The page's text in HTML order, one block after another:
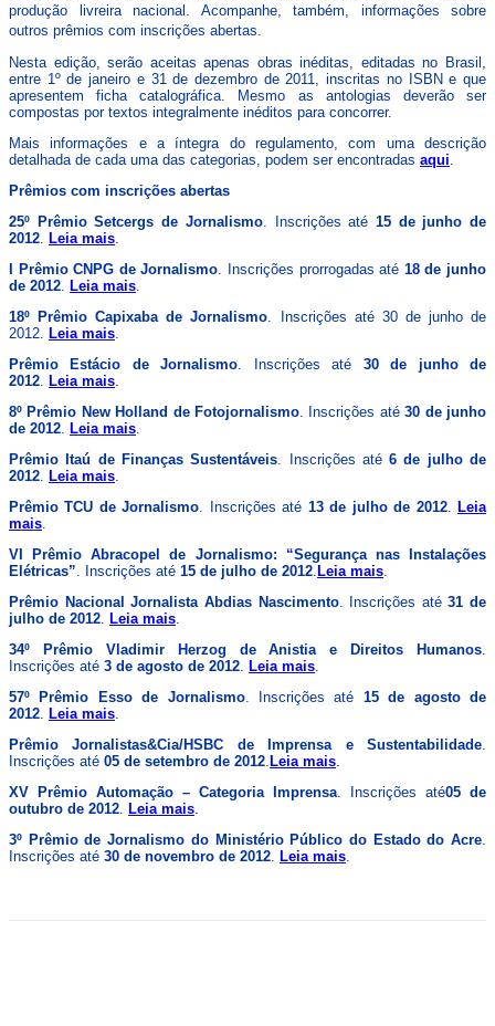
produção livreira nacional. Acompanhe, também, informações sobre
outros prêmios com inscrições abertas.
Nesta edição, serão aceitas apenas obras inéditas, editadas no Brasil,
entre 1º de janeiro e 31 de dezembro de 2011, inscritas no ISBN e que
apresentem ficha catalográfica. Mesmo as antologias deverão ser
compostas por textos integralmente inéditos para concorrer.
Mais informações e a íntegra do regulamento, com uma descrição
detalhada de cada uma das categorias, podem ser encontradas aqui
Prêmios com inscrições abertas
25º Prêmio Setcergs de Jornalismo. Inscrições até 15 de junho de
2012
Leia mais
I Prêmio CNPG de Jornalismo . Inscrições prorrogadas até 18 de junho
de 2012
Leia mais
18º Prêmio Capixaba de Jornalismo . Inscrições até 30 de junho de
2012.
Leia mais
Prêmio Estácio de Jornalismo . Inscrições até 30 de junho de
2012
Leia mais
8º Prêmio New Holland de Fotojornalismo . Inscrições até30 de junho
de 2012
Leia mais
Prêmio Itaú de Finanças Sustentáveis . Inscrições até6 de julho de
2012
Leia mais
Prêmio TCU de Jornalismo . Inscrições até 13 de julho de 2012.
Leia
mais
VI Prêmio Abracopel de Jornalismo: “Segurança nas Instalações
Elétricas” . Inscrições até 15 de julho de 2012 Leia mais
Prêmio Nacional Jornalista Abdias Nascimento. Inscrições até31 de
julho de 2012
Leia mais
34º Prêmio Vladimir Herzog de Anistia e Direitos Humanos
Inscrições até 3 de agosto de 2012 Leia mais
57º Prêmio Esso de Jornalismo. Inscrições até 15 de agosto de
2012
Leia mais
Prêmio Jornalistas&Cia/HSBC de Imprensa e Sustentabilidade
Inscrições até 05 de setembro de 2012 Leia mais
XV Prêmio Automação – Categoria Imprensa . Inscrições até05 de
outubro de 2012
Leia mais
3º Prêmio de Jornalismo do Ministério Público do Estado do Acre
Inscrições até 30 de novembro de 2012 Leia mais